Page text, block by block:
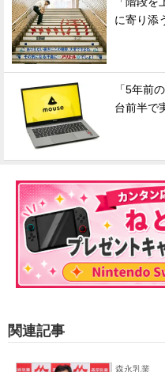
に寄り添
「5年前
台前半で
関連記事
森永乳業